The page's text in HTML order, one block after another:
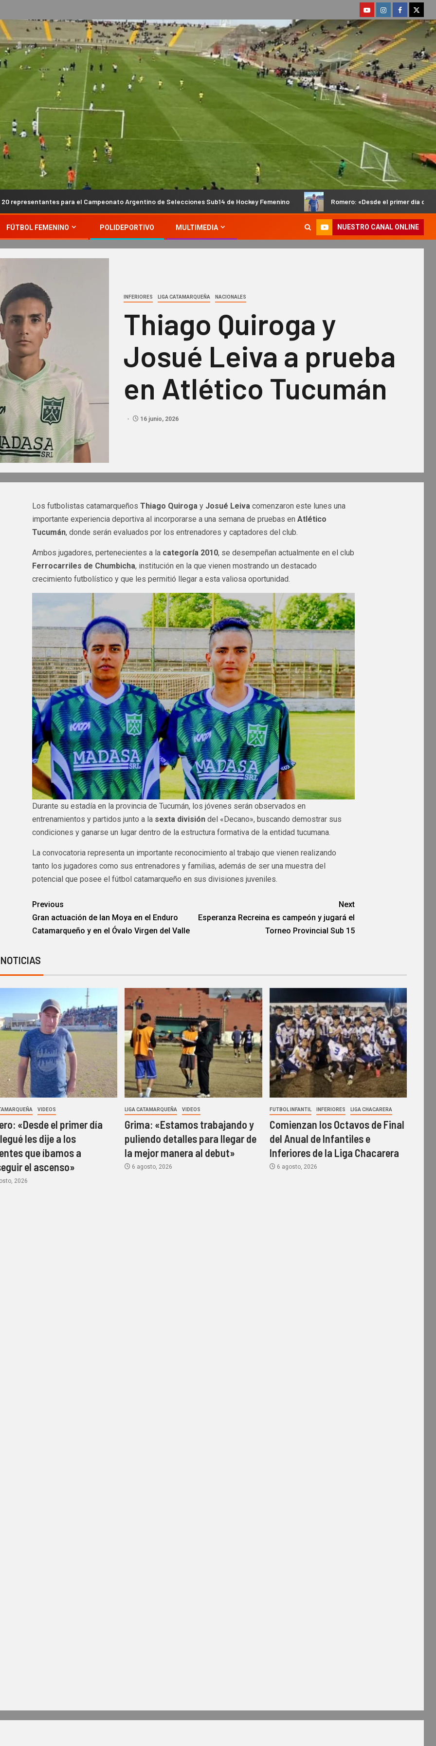
Campeonato Argentino de Selecciones Sub14 de Hockey Femenino Romero: «Desde el primer día que llegué les dije a los
FÚTBOL FEMENINO POLIDEPORTIVO MULTIMEDIA NUESTRO CANAL ONLINE
INFERIORES LIGA CATAMARQUEÑA NACIONALES
Thiago Quiroga y
Josué Leiva a prueba
en Atlético Tucumán
16 junio, 2026
Los futbolistas catamarqueños Thiago Quiroga y Josué Leiva comenzaron este lunes una
importante experiencia deportiva al incorporarse a una semana de pruebas en Atlético
Tucumán, donde serán evaluados por los entrenadores y captadores del club.
Ambos jugadores, pertenecientes a la categoría 2010, se desempeñan actualmente en el club
Ferrocarriles de Chumbicha, institución en la que vienen mostrando un destacado
crecimiento futbolístico y que les permitió llegar a esta valiosa oportunidad.
Durante su estadía en la provincia de Tucumán, los jóvenes serán observados en
entrenamientos y partidos junto a la sexta divisióndel «Decano», buscando demostrar sus
condiciones y ganarse un lugar dentro de la estructura formativa de la entidad tucumana.
La convocatoria representa un importante reconocimiento al trabajo que vienen realizando
tanto los jugadores como sus entrenadores y familias, además de ser una muestra del
potencial que posee el fútbol catamarqueño en sus divisiones juveniles.
Previous
Gran actuación de Ian Moya en el Enduro
Catamarqueño y en el Óvalo Virgen del Valle
Next
Esperanza Recreina es campeón y jugará el
Torneo Provincial Sub 15
VIDEOS
«Desde el primer día
les dije a los
que íbamos a
el ascenso»
2026
LIGA CATAMARQUEÑA VIDEOS
Grima: «Estamos trabajando y
puliendo detalles para llegar de
la mejor manera al debut»
6 agosto, 2026
FUTBOL INFANTIL INFERIORES LIGA CHACARERA
Comienzan los Octavos de Final
del Anual de Infantiles e
Inferiores de la Liga Chacarera
6 agosto, 2026